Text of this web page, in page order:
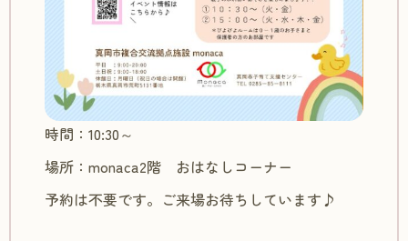
時間：10:30～
場所：monaca2階 おはなしコーナー
予約は不要です。ご来場お待ちしています♪